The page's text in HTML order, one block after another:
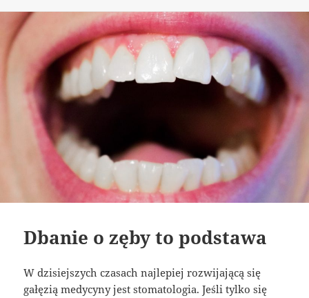
Dbanie o zęby to podstawa
W dzisiejszych czasach najlepiej rozwijającą się
gałęzią medycyny jest stomatologia. Jeśli tylko się